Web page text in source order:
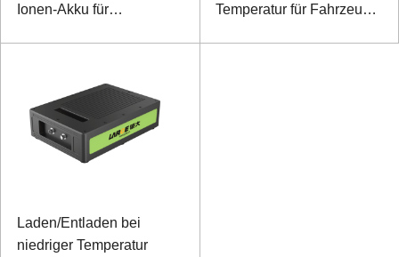
Ionen-Akku für
Temperatur für Fahrzeuge
Laden/Entladen bei
niedriger Temperatur